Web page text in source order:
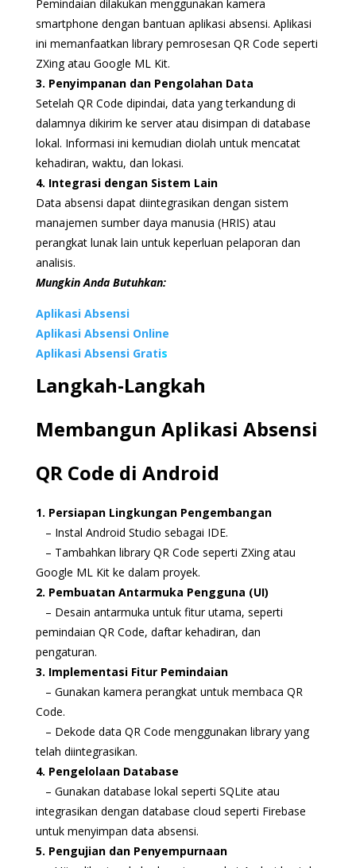
Pemindaian dilakukan menggunakan kamera
smartphone dengan bantuan aplikasi absensi. Aplikasi
ini memanfaatkan library pemrosesan QR Code seperti
ZXing atau Google ML Kit.
3. Penyimpanan dan Pengolahan Data
Setelah QR Code dipindai, data yang terkandung di
dalamnya dikirim ke server atau disimpan di database
lokal. Informasi ini kemudian diolah untuk mencatat
kehadiran, waktu, dan lokasi.
4. Integrasi dengan Sistem Lain
Data absensi dapat diintegrasikan dengan sistem
manajemen sumber daya manusia (HRIS) atau
perangkat lunak lain untuk keperluan pelaporan dan
analisis.
Mungkin Anda Butuhkan:
Aplikasi Absensi
Aplikasi Absensi Online
Aplikasi Absensi Gratis
Langkah-Langkah
Membangun Aplikasi Absensi
QR Code di Android
1. Persiapan Lingkungan Pengembangan
– Instal Android Studio sebagai IDE.
– Tambahkan library QR Code seperti ZXing atau
Google ML Kit ke dalam proyek.
2. Pembuatan Antarmuka Pengguna (UI)
– Desain antarmuka untuk fitur utama, seperti
pemindaian QR Code, daftar kehadiran, dan
pengaturan.
3. Implementasi Fitur Pemindaian
– Gunakan kamera perangkat untuk membaca QR
Code.
– Dekode data QR Code menggunakan library yang
telah diintegrasikan.
4. Pengelolaan Database
– Gunakan database lokal seperti SQLite atau
integrasikan dengan database cloud seperti Firebase
untuk menyimpan data absensi.
5. Pengujian dan Penyempurnaan